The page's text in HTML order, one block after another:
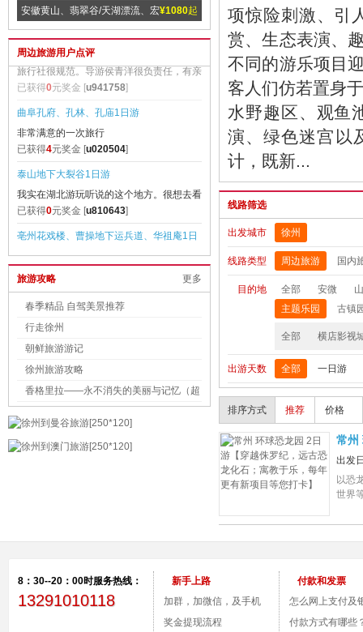
¥1080起
安徽黄山、翡翠谷/天湖漂流、宏
村 纯玩3日游【畅销纯玩不带钱包的旅
行；赠送黄山往返景交、黄山上行索道，
含2早2正餐】
安徽祈福九华山、99米地藏王圣
像、观音殿 2日游【许大愿、拜大佛
周边旅游用户点评
青岛一地皇家海滨一号、高品纯玩3日游
和力，也很
已获得0元奖金 [u941758]
曲阜孔府、孔林、孔庙1日游
非常满意的一次旅行
已获得 4元奖金 [u020504
泰山地下大裂谷1日游
我实在湖北游玩听说的这个地方。很想去看
看。终于得
已获得0元奖金 [u810643]
亳州花戏楼、曹操地下运兵道、华祖庵1日
今月照古人
已获得 0元奖金 [u756300
江西庐山、三叠泉瀑布、东林大佛、激情漂
流 3日游【无购物 纯玩团】
孩子玩的很开心
更多
旅游攻略
春季精品 自驾美景推荐
行走徐州
朝鲜旅游游记
徐州旅游攻略
香格里拉——永不消失的美丽与记忆（超
项惊险刺激、引
赏、生态表演、
不同的游乐项目
客人们仿若置身
水野趣区、观鱼
演、绿色迷宫以
计，既新...
线路筛选
出发城市 徐州
线路类型 周边旅游 国内
目的地 全部 安微
主题乐园
古镇
全部 横店影视
出游天数 全部 一日游
排序方式 推荐 价格
常州
更有
出发
以恐
世界
8：30--20：00时服务热线：
13291010118
新手上路
加群，加微信，及手机
付款。
奖金提现流程
付款和发票
怎么网上支付及
号？
付款方式有哪些